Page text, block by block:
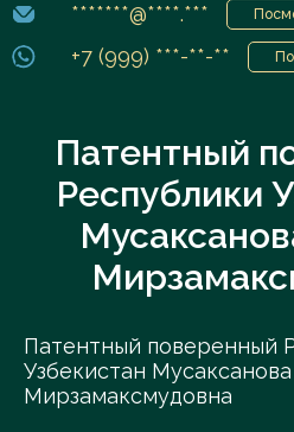
*******@****.***
+7 (999) ***-**-**
Патентный
Республики
Патентный поверенный
Узбекистан
Мирзамаксмудовна